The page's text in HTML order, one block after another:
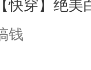
播+选秀的形
来，给老公
力——为你
【快穿】绝
钱